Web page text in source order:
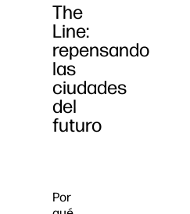
The
Line:
repensando
las
ciudades
del
futuro
Por